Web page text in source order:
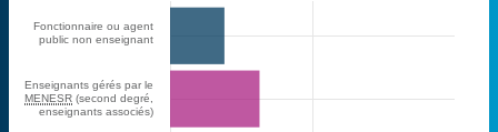
Fonctionnaire ou agent
public non enseignant
Enseignants gérés par le
MENESR (second degré,
enseignants associés)